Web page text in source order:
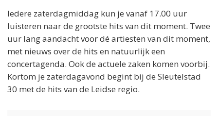
Iedere zaterdagmiddag kun je vanaf 17.00 uur
luisteren naar de grootste hits van dit moment. Twee
uur lang aandacht voor dé artiesten van dit moment,
met nieuws over de hits en natuurlijk een
concertagenda. Ook de actuele zaken komen voorbij.
Kortom je zaterdagavond begint bij de Sleutelstad
30 met de hits van de Leidse regio.